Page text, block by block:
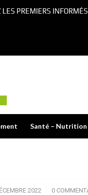
Santé – Nutrition
2022
/ 0 /
LES PREMIERS